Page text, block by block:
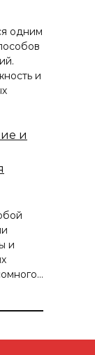
одним
и
и
и